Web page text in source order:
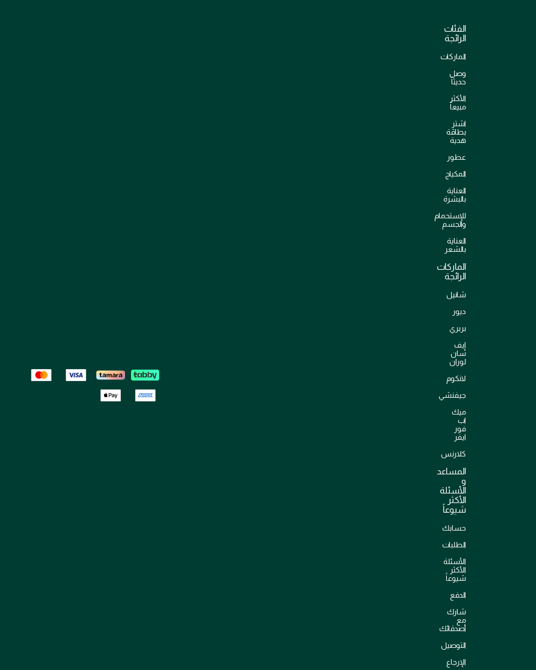
الفئات
الرائجة
الماركات
وصل
حديثاً
الأكثر
مبيعاً
اشترِ
بطاقة
هدية
عطور
المكياج
العناية
بالبشرة
للإستحمام
والجسم
العناية
بالشعر
الماركات
الرائجة
شانيل
ديور
بربري
إيف
سان
لوران
لانكوم
جيفنشي
ميك
اب
فور
ايفر
كلارنس
المساعد
و
الأسئلة
الأكثر
شيوعاً
حسابك
الطلبات
الأسئلة
الأكثر
شيوعاً
الدفع
شارك
مع
أصدقائك
التوصيل
الإرجاع